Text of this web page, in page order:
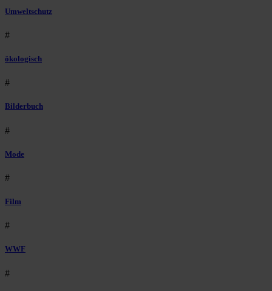
Umweltschutz
#
ökologisch
#
Bilderbuch
#
Mode
#
Film
#
WWF
#